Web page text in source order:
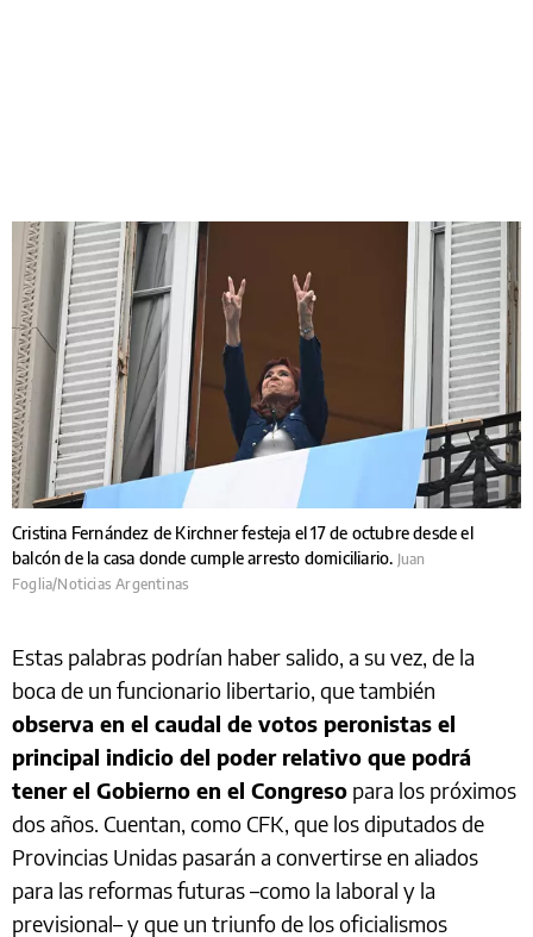
Cristina Fernández de Kirchner festeja el 17 de octubre desde el
balcón de la casa donde cumple arresto domiciliario. Juan
Foglia/Noticias Argentinas
Estas palabras podrían haber salido, a su vez, de la
boca de un funcionario libertario, que también
observa en el caudal de votos peronistas el
principal indicio del poder relativo que podrá
tener el Gobierno en el Congreso para los próximos
dos años. Cuentan, como CFK, que los diputados de
Provincias Unidas pasarán a convertirse en aliados
para las reformas futuras –como la laboral y la
previsional– y que un triunfo de los oficialismos